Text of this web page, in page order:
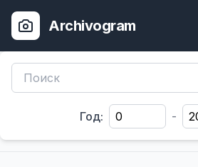
Archivogram
Год: -